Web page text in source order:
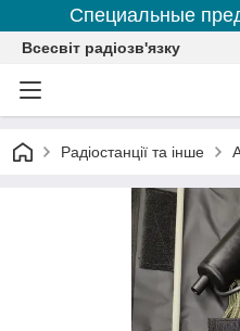
Специальные
Всесвіт радіозв'язку
Радіостанції та інше